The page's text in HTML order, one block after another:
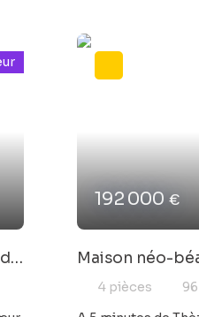
petit salon, 2
d'une entrée
192 000€
Maison néo-
4 pièces 96